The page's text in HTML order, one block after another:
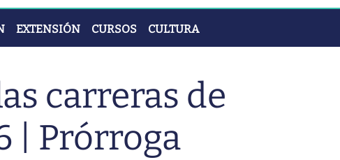
EXTENSIÓN CURSOS CULTURA
carreras de
| Prórroga